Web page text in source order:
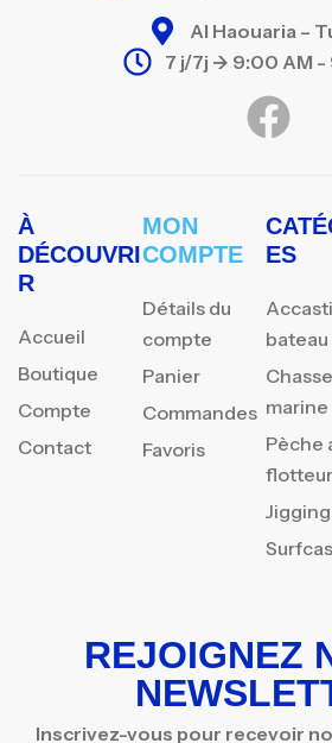
Al Haouaria –
7 j/7j -> 9:00 AM
À
DÉCOUVRI
R
Accueil
Boutique
Compte
Contact
MON
COMPTE
Détails du
compte
Panier
Commandes
Favoris
ES
bateau
marine
Pèche
flotteur
Jigging
REJOIGNEZ
Inscrivez-vous pour recevoir